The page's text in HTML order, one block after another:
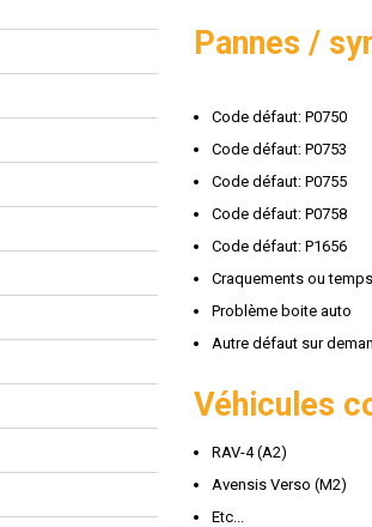
Pannes /
Code défaut: P0750
Code défaut: P0753
Code défaut: P0755
Code défaut: P0758
Code défaut: P1656
Craquements ou
Problème boite auto
Autre défaut sur
Véhicules
RAV-4 (A2)
Avensis Verso (M2)
Etc...